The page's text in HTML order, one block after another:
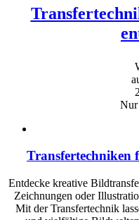
Nur
Transfertechniken
Entdecke kreative
Zeichnungen oder
Mit der Transfertechnik